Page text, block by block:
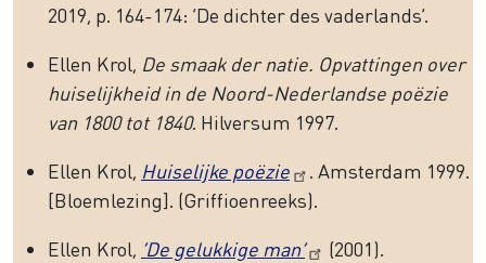
2019, p. 164-174: ‘De dichter des vaderlands’.
Ellen Krol, De smaak der natie. Opvattingen over
huiselijkheid in de Noord-Nederlandse poëzie
van 1800 tot 1840. Hilversum 1997.
Ellen Krol, Huiselijke poëzie
. Amsterdam 1999.
[Bloemlezing]. (Griffioenreeks).
Ellen Krol, ‘De gelukkige man’
(2001).